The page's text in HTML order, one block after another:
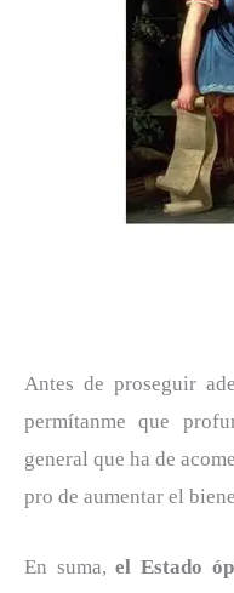
Antes de proseguir
permítanme que
general que ha de
pro de aumentar el
En suma,el Estado